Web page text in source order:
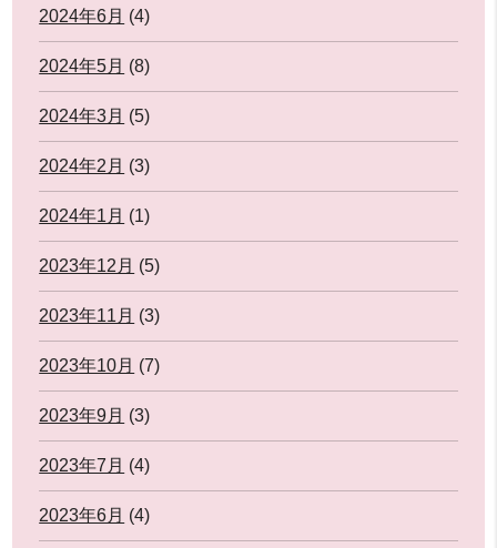
2024年6月 (4)
2024年5月 (8)
2024年3月 (5)
2024年2月 (3)
2024年1月 (1)
2023年12月 (5)
2023年11月 (3)
2023年10月 (7)
2023年9月 (3)
2023年7月 (4)
2023年6月 (4)